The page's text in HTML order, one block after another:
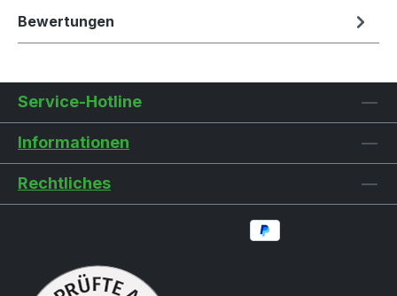
Bewertungen
Service-Hotline
Informationen
Rechtliches